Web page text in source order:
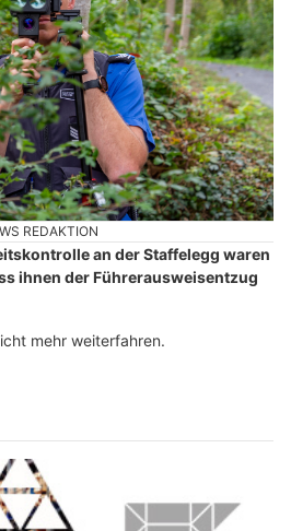
REDAKTION
an der Staffelegg waren
ihnen der Führerausweisentzug
mehr weiterfahren.